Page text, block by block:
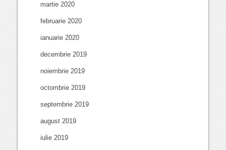
martie 2020
februarie 2020
ianuarie 2020
decembrie 2019
noiembrie 2019
octombrie 2019
septembrie 2019
august 2019
iulie 2019